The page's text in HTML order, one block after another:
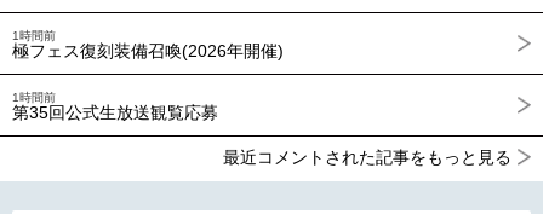
1時間前
極フェス復刻装備召喚(2026年開催)
1時間前
第35回公式生放送観覧応募
最近コメントされた記事をもっと見る